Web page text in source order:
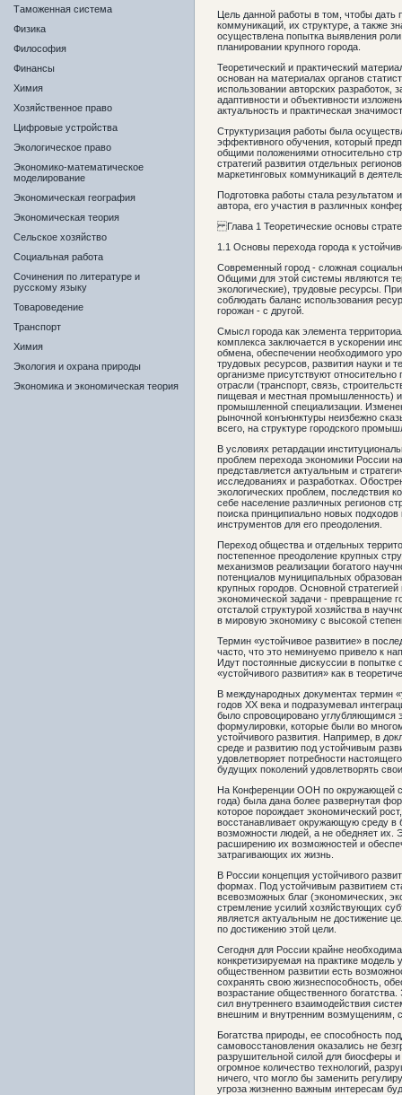
Таможенная система
Физика
Философия
Финансы
Химия
Хозяйственное право
Цифровые устройства
Экологическое право
Экономико-математическое
моделирование
Экономическая география
Экономическая теория
Сельское хозяйство
Социальная работа
Сочинения по литературе и
русскому языку
Товароведение
Транспорт
Химия
Экология и охрана природы
Экономика и экономическая теория
Цель данной работы в том, чтобы дать
коммуникаций, их структуре, а также
осуществлена попытка выявления
планировании крупного города.
Теоретический и практический
основан на материалах органов
использовании авторских разработок,
адаптивности и объективности
актуальность и практическая
Структуризация работы была
эффективного обучения, который
общими положениями относительно
стратегий развития отдельных
маркетинговых коммуникаций в
Подготовка работы стала результатом
автора, его участия в различных
Глава 1 Теоретические основы
1.1 Основы перехода города к
Современный город - сложная
Общими для этой системы являются
экологические), трудовые ресурсы.
соблюдать баланс использования
горожан - с другой.
Смысл города как элемента
комплекса заключается в ускорении
обмена, обеспечении необходимого
трудовых ресурсов, развития науки и
организме присутствуют
отрасли (транспорт, связь,
пищевая и местная промышленность)
промышленной специализации.
рыночной конъюнктуры неизбежно
всего, на структуре городского
В условиях ретардации
проблем перехода экономики России
представляется актуальным и
исследованиях и разработках.
экологических проблем, последствия
себе население различных регионов
поиска принципиально новых
инструментов для его преодоления.
Переход общества и отдельных
постепенное преодоление крупных
механизмов реализации богатого
потенциалов муниципальных
крупных городов. Основной
экономической задачи - превращение
отсталой структурой хозяйства в
в мировую экономику с высокой
Термин «устойчивое развитие» в
часто, что это неминуемо привело к
Идут постоянные дискуссии в попытке
«устойчивого развития» как в
В международных документах термин
годов ХХ века и подразумевал
было спровоцировано углубляющимся
формулировки, которые были во
устойчивого развития. Например, в
среде и развитию под устойчивым
удовлетворяет потребности
будущих поколений удовлетворять
На Конференции ООН по окружающей
года) была дана более развернутая
которое порождает экономический
восстанавливает окружающую среду
возможности людей, а не обедняет их.
расширению их возможностей и
затрагивающих их жизнь.
В России концепция устойчивого
формах. Под устойчивым развитием
всевозможных благ (экономических,
стремление усилий хозяйствующих
является актуальным не достижение
по достижению этой цели.
Сегодня для России крайне
конкретизируемая на практике модель
общественном развитии есть
сохранять свою жизнеспособность,
возрастание общественного
сил внутреннего взаимодействия
внешним и внутренним возмущениям,
Богатства природы, ее способность
самовосстановления оказались не
разрушительной силой для биосферы
огромное количество технологий,
ничего, что могло бы заменить
угроза жизненно важным интересам